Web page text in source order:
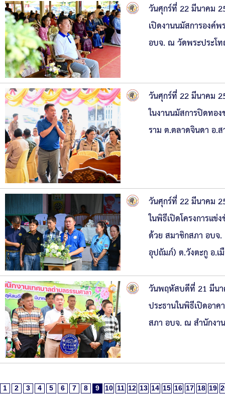
วันศุกร์ที่ 22 มีนาคม
เปิดงานนมัสการองค์
อบจ. ณ วัดพระประโท
วันศุกร์ที่ 22 มีนาคม
ในงานนมัสการปิดทอ
ราม ต.ตลาดจินดา อ.
วันศุกร์ที่ 22 มีนาคม
ในพิธีเปิดโครงการแ
ด้วย สมาชิกสภา อบจ.
อุปถัมภ์) ต.วังตะกู อ.เ
วันพฤหัสบดีที่ 21 มีนา
ประธานในพิธีเปิดอา
สภา อบจ. ณ สำนักงา
1 2 3 4 5 6 7 8 9 10 11 12 13 14 15 16 17 18 19